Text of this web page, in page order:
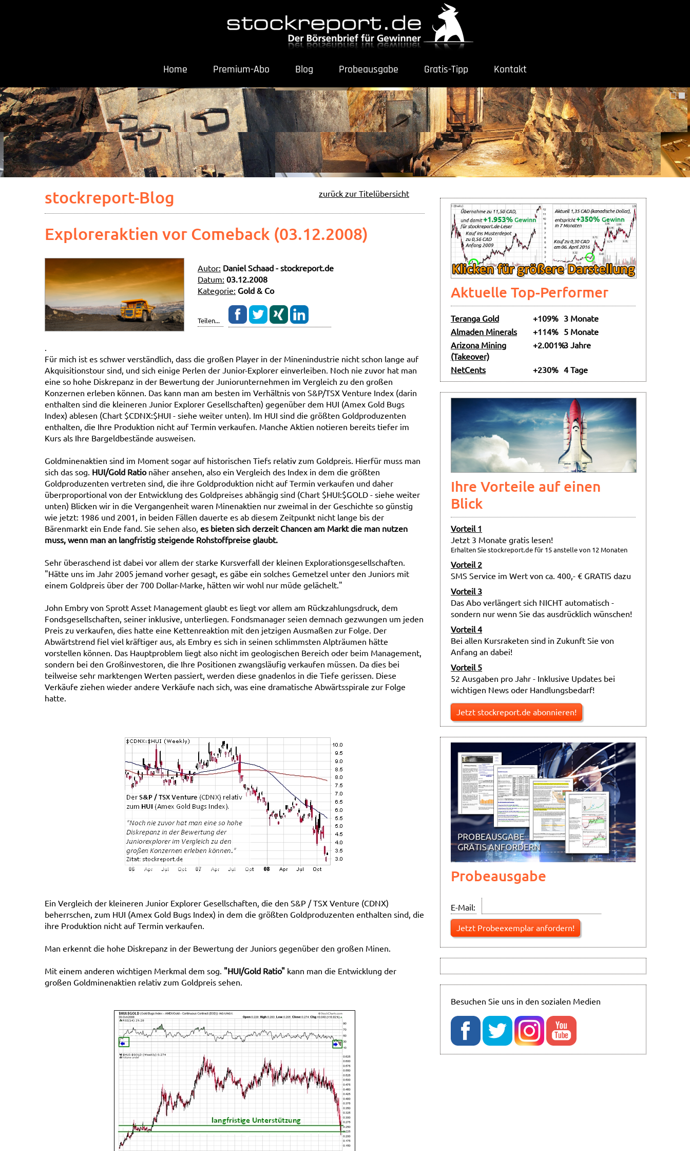
Home Premium-Abo Blog Probeausgabe Gratis-Tipp Kontakt
stockreport-Blog zurück zur Titelübersicht
Exploreraktien vor Comeback (03.12.2008)
Autor: Daniel Schaad - stockreport.de
Datum: 03.12.2008
Kategorie: Gold & Co
Teilen...
.
Für mich ist es schwer verständlich, dass die großen Player in der Minenindustrie nicht schon lange auf
Akquisitionstour sind, und sich einige Perlen der Junior-Explorer einverleiben. Noch nie zuvor hat man
eine so hohe Diskrepanz in der Bewertung der Juniorunternehmen im Vergleich zu den großen
Konzernen erleben können. Das kann man am besten im Verhältnis von S&P/TSX Venture Index (darin
enthalten sind die kleineren Junior Explorer Gesellschaften) gegenüber dem HUI (Amex Gold Bugs
Index) ablesen (Chart $CDNX:$HUI - siehe weiter unten). Im HUI sind die größten Goldproduzenten
enthalten, die Ihre Produktion nicht auf Termin verkaufen. Manche Aktien notieren bereits tiefer im
Kurs als Ihre Bargeldbestände ausweisen.
Goldminenaktien sind im Moment sogar auf historischen Tiefs relativ zum Goldpreis. Hierfür muss man
sich das sog. HUI/Gold Rationäher ansehen, also ein Vergleich des Index in dem die größten
Goldproduzenten vertreten sind, die ihre Goldproduktion nicht auf Termin verkaufen und daher
überproportional von der Entwicklung des Goldpreises abhängig sind (Chart $HUI:$GOLD - siehe weiter
unten) Blicken wir in die Vergangenheit waren Minenaktien nur zweimal in der Geschichte so günstig
wie jetzt: 1986 und 2001, in beiden Fällen dauerte es ab diesem Zeitpunkt nicht lange bis der
Bärenmarkt ein Ende fand. Sie sehen also, es bieten sich derzeit Chancen am Markt die man nutzen
muss, wenn man an langfristig steigende Rohstoffpreise glaubt.
Sehr überaschend ist dabei vor allem der starke Kursverfall der kleinen Explorationsgesellschaften.
"Hätte uns im Jahr 2005 jemand vorher gesagt, es gäbe ein solches Gemetzel unter den Juniors mit
einem Goldpreis über der 700 Dollar-Marke, hätten wir wohl nur müde gelächelt."
John Embry von Sprott Asset Management glaubt es liegt vor allem am Rückzahlungsdruck, dem
Fondsgesellschaften, seiner inklusive, unterliegen. Fondsmanager seien demnach gezwungen um jeden
Preis zu verkaufen, dies hatte eine Kettenreaktion mit den jetzigen Ausmaßen zur Folge. Der
Abwärtstrend fiel viel kräftiger aus, als Embry es sich in seinen schlimmsten Alpträumen hätte
vorstellen können. Das Hauptproblem liegt also nicht im geologischen Bereich oder beim Management,
sondern bei den Großinvestoren, die Ihre Positionen zwangsläufig verkaufen müssen. Da dies bei
teilweise sehr marktengen Werten passiert, werden diese gnadenlos in die Tiefe gerissen. Diese
Verkäufe ziehen wieder andere Verkäufe nach sich, was eine dramatische Abwärtsspirale zur Folge
hatte.
Ein Vergleich der kleineren Junior Explorer Gesellschaften, die den S&P / TSX Venture (CDNX)
beherrschen, zum HUI (Amex Gold Bugs Index) in dem die größten Goldproduzenten enthalten sind, die
ihre Produktion nicht auf Termin verkaufen.
Man erkennt die hohe Diskrepanz in der Bewertung der Juniors gegenüber den großen Minen.
Mit einem anderen wichtigen Merkmal dem sog. "HUI/Gold Ratio" kann man die Entwicklung der
großen Goldminenaktien relativ zum Goldpreis sehen.
Aktuelle Top-Performer
Teranga Gold +109% 3 Monate
Almaden Minerals
+114% 5 Monate
Arizona Mining
(Takeover)
+2.001%3 Jahre
NetCents +230% 4 Tage
Ihre Vorteile auf einen
Blick
Vorteil 1
Jetzt 3 Monate gratis lesen!
Erhalten Sie stockreport.de für 15 anstelle von 12 Monaten
Vorteil 2
SMS Service im Wert von ca. 400,- € GRATIS dazu
Vorteil 3
Das Abo verlängert sich NICHT automatisch -
sondern nur wenn Sie das ausdrücklich wünschen!
Vorteil 4
Bei allen Kursraketen sind in Zukunft Sie von
Anfang an dabei!
Vorteil 5
52 Ausgaben pro Jahr - Inklusive Updates bei
wichtigen News oder Handlungsbedarf!
Jetzt stockreport.de abonnieren!
Probeausgabe
E-Mail:
Besuchen Sie uns in den sozialen Medien